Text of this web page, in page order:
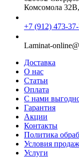
Комсомола
+7 (912) 473-37-
Laminat-
Доставка
О нас
Статьи
Оплата
С нами
Гарантия
Акции
Контакты
Политика
Условия
Услуги